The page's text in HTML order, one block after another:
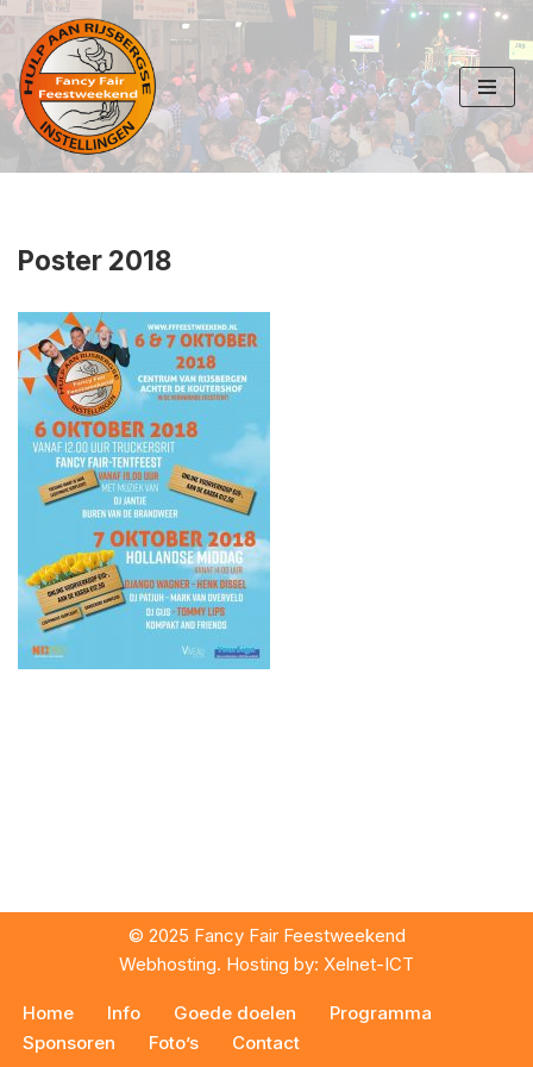
Ga
naar
de
inhoud
Poster 2018
© 2025 Fancy Fair Feestweekend
Webhosting. Hosting by: Xelnet-ICT
Home Info Goede doelen
Programma
Sponsoren
Foto’s Contact